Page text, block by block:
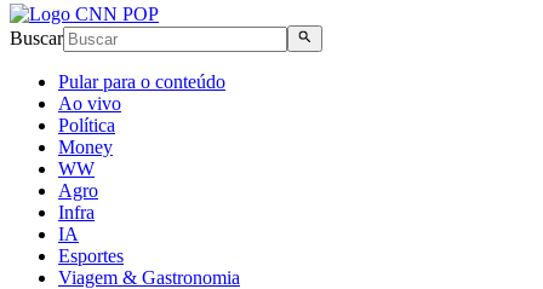
Buscar
Pular para o conteúdo
Ao vivo
Política
Money
WW
Agro
Infra
IA
Esportes
Viagem & Gastronomia